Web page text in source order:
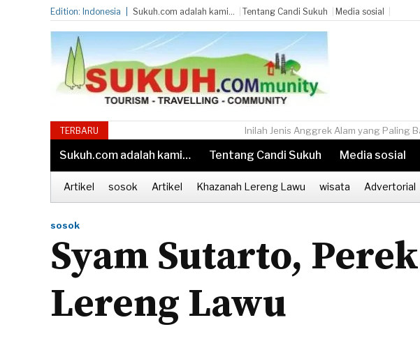
Edition: Indonesia Sukuh.com adalah kami… Tentang Candi Sukuh Media sosial
TERBARU Inilah Jenis Anggrek Alam yang Paling Banyak Tumbuh di Lereng
Sukuh.com adalah kami… Tentang Candi Sukuh Media sosial
Artikel sosok Artikel Khazanah Lereng Lawu wisata Advertorial
sosok
Syam Sutarto,
Lereng Lawu